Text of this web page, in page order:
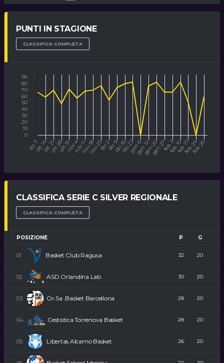
PUNTI IN STAGIONE
CLASSIFICA COMPLETA
CLASSIFICA SERIE C SILVER REGIONALE
CLASSIFICA COMPLETA
POSIZIONE P G
Basket Club Ragusa 32 20
ASD Orlandina Lab 30 20
Or.Sa .Basket Barcellona 28 20
Cestistica Torrenova Basket 28 20
Libertas Alcamo Basket 26 20